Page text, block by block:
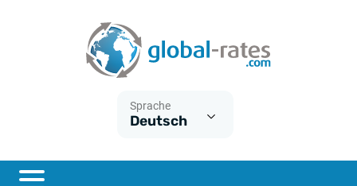
Sprache
Deutsch
ESTER
Was ist die VPI-Inflation?
Was ist die HVPI-Inflation?
Deutsche inflation
Historische Euribor-Sätze
Historische ESTER-Sätze
Historische SOFR-Sätze
Inflationsrechner